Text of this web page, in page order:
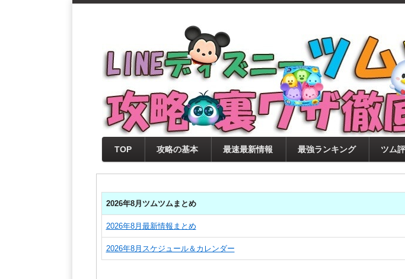
LINEディズニー ツムツム攻略・裏ワ
支持率No1！痒いところに手が届くツムツム攻略サイト！新ツム・イベ
セレクト情報をいち早く提供するとともに、ビンゴ・キャラ評価も丁寧
0％楽しめるサイトを目指しています。
TOP 攻略の基本 最速最新情報 最強ランキング ツム
2026年8月ツムツムまとめ
2026年8月最新情報まとめ
2026年8月スケジュール＆カレンダー